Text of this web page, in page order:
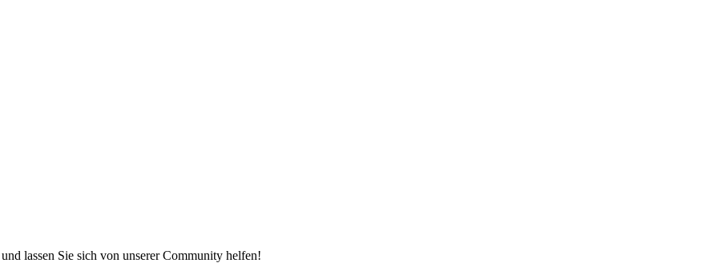
lassen Sie sich von unserer Community helfen!